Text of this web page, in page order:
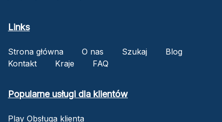
Links
Strona główna O nas Szukaj
Blog
Kontakt
Kraje FAQ
Popularne usługi dla klientów
Play Obsługa klienta